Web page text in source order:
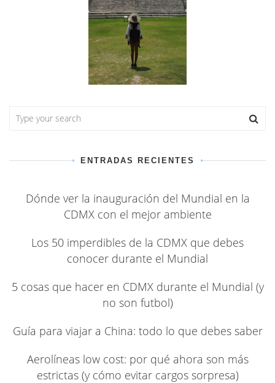
ENTRADAS RECIENTES
Dónde ver la inauguración del Mundial en la
CDMX con el mejor ambiente
Los 50 imperdibles de la CDMX que debes
conocer durante el Mundial
5 cosas que hacer en CDMX durante el Mundial (y
no son futbol)
Guía para viajar a China: todo lo que debes saber
Aerolíneas low cost: por qué ahora son más
estrictas (y cómo evitar cargos sorpresa)